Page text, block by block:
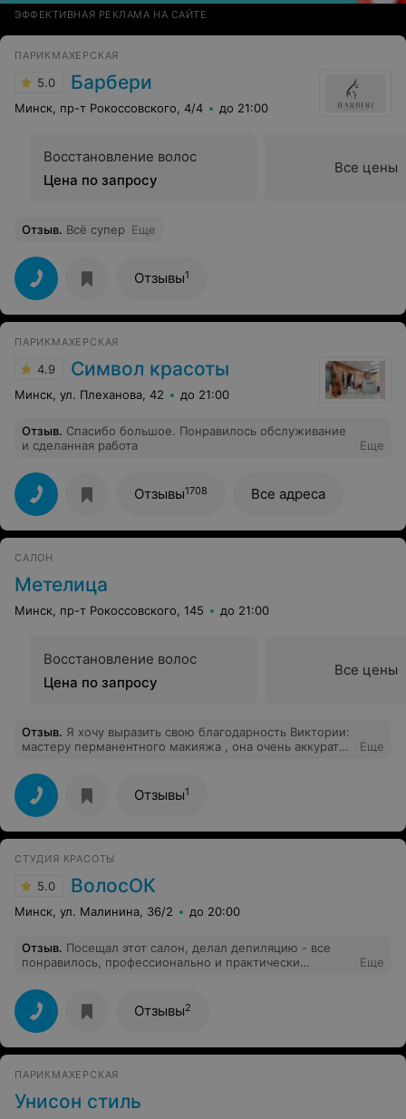
ЭФФЕКТИВНАЯ РЕКЛАМА НА САЙТЕ
ПАРИКМАХЕРСКАЯ
5.0 Барбери
Минск, пр-т Рокоссовского, 4/4 до 21:00
Восстановление волос
Цена по запросу
Все цены
Отзыв. Всё супер Еще
Отзывы1
ПАРИКМАХЕРСКАЯ
4.9 Символ красоты
Минск, ул. Плеханова, 42 до 21:00
Отзыв. Спасибо большое. Понравилось обслуживание
и сделанная работа
Еще
Отзывы1708 Все адреса
САЛОН
Метелица
Минск, пр-т Рокоссовского, 145 до 21:00
Восстановление волос
Цена по запросу
Все цены
Отзыв. Я хочу выразить свою благодарность Виктории:
мастеру перманентного макияжа , она очень аккуратно
пришлось даже делать коррекцию. Теперь я только к
вам.
Еще
Отзывы1
СТУДИЯ КРАСОТЫ
5.0 ВолосОК
Минск, ул. Малинина, 36/2 до 20:00
Отзыв. Посещал этот салон, делал депиляцию - все
понравилось, профессионально и практически
внимание мастеров.
Еще
Отзывы2
ПАРИКМАХЕРСКАЯ
Унисон стиль